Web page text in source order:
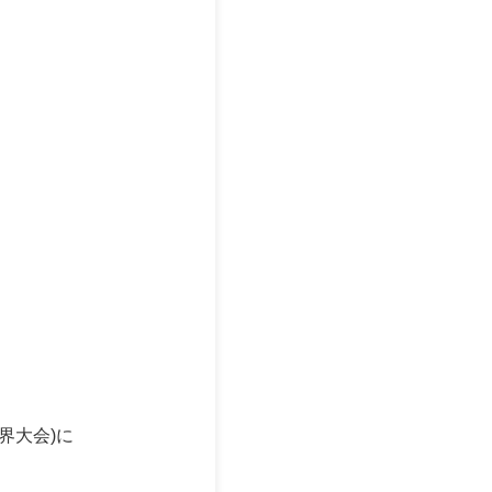
大会)に